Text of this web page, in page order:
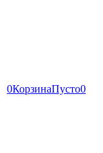
0КорзинаПусто0